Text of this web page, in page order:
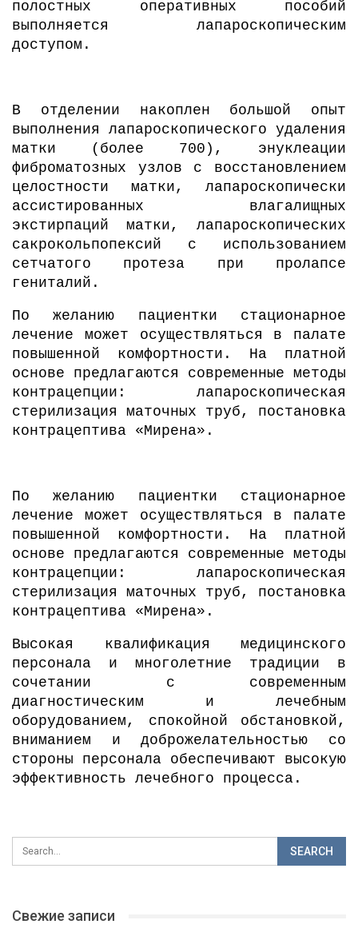
полостных оперативных пособий
выполняется лапароскопическим
доступом.
В отделении накоплен большой опыт
выполнения лапароскопического удаления
матки (более 700), энуклеации
фиброматозных узлов с восстановлением
целостности матки, лапароскопически
ассистированных влагалищных
экстирпаций матки, лапароскопических
сакрокольпопексий с использованием
сетчатого протеза при пролапсе
гениталий.
По желанию пациентки стационарное
лечение может осуществляться в палате
повышенной комфортности. На платной
основе предлагаются современные методы
контрацепции: лапароскопическая
стерилизация маточных труб, постановка
контрацептива «Мирена».
По желанию пациентки стационарное
лечение может осуществляться в палате
повышенной комфортности. На платной
основе предлагаются современные методы
контрацепции: лапароскопическая
стерилизация маточных труб, постановка
контрацептива «Мирена».
Высокая квалификация медицинского
персонала и многолетние традиции в
сочетании с современным
диагностическим и лечебным
оборудованием, спокойной обстановкой,
вниманием и доброжелательностью со
стороны персонала обеспечивают высокую
эффективность лечебного процесса.
Свежие записи